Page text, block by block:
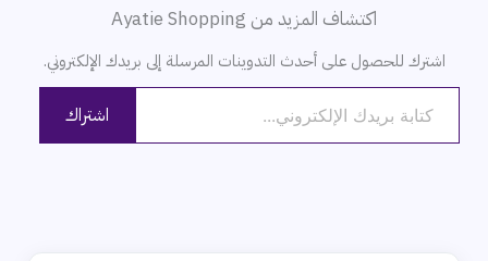
اكتشاف المزيد من Ayatie Shopping
اشترك للحصول على أحدث التدوينات المرسلة إلى بريدك الإلكتروني.
كتابة بريدك الإلكتروني...
اشتراك